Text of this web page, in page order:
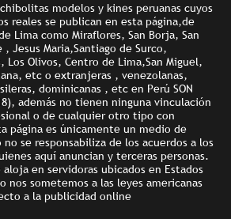
modelos y kines peruanas cuyos
reales se publican en esta página,de
Lima como Miraflores, San Borja, San
, Jesus Maria,Santiago de Surco,
Los Olivos, Centro de Lima,San Miguel,
etc o extranjeras , venezolanas,
dominicanas , etc en Perú SON
además no tienen ninguna vinculación
o de cualquier otro tipo con
página es únicamente un medio de
se responsabiliza de los acuerdos a los
aquí anuncian y terceras personas.
en servidoras ubicados en Estados
nos sometemos a las leyes americanas
a la publicidad online